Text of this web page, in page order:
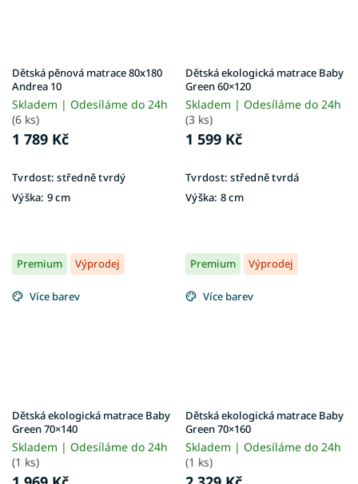
Dětská pěnová matrace 80x180
Andrea 10
Skladem | Odesíláme do 24h
(6 ks)
1 789 Kč
Tvrdost: středně tvrdý
Výška: 9 cm
Dětská ekologická matrace Baby
Green 60×120
Skladem | Odesíláme do 24h
(3 ks)
1 599 Kč
Tvrdost: středně tvrdá
Výška: 8 cm
Premium Výprodej
Více barev
Dětská ekologická matrace Baby
Green 70×140
Skladem | Odesíláme do 24h
(1 ks)
Premium Výprodej
Více barev
Dětská ekologická matrace Baby
Green 70×160
Skladem | Odesíláme do 24h
(1 ks)